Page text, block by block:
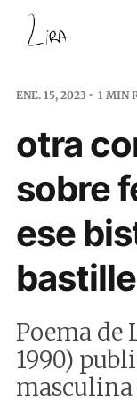
ENE. 15, 2023 1 MIN
otra
sobre
ese
Poema de
1990)
masculina